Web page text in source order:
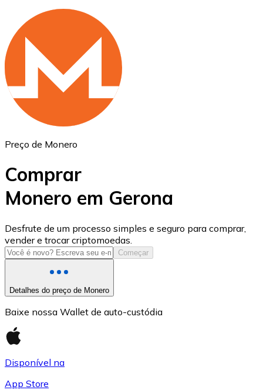
Ethereum
ETH
USD Coin
USDC
Preço de Monero
Comprar
Monero em Gerona
Desfrute de um processo simples e seguro para comprar,
vender e trocar criptomoedas.
Começar
Detalhes do preço de Monero
Baixe nossa Wallet de auto-custódia
Disponível na
App Store